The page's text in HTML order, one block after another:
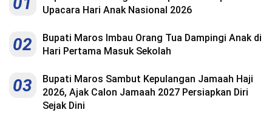
Upacara Hari Anak Nasional 2026
02
Bupati Maros Imbau Orang Tua Dampingi Anak di
Hari Pertama Masuk Sekolah
03
Bupati Maros Sambut Kepulangan Jamaah Haji
2026, Ajak Calon Jamaah 2027 Persiapkan Diri
Sejak Dini